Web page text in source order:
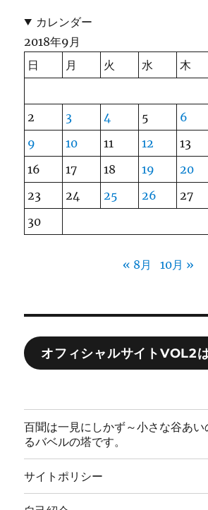
カレンダー
2018年9月
日
月 火 水 木
2
3 4 5 6
9
10 11 12 13
16
17 18 19 20
23
24 25 26 27
30
« 8月 10月 »
オフィシャルサイトVOL2
百聞は一見にしかず～小さな谷あ
るバベルの塔です。
サイトポリシー